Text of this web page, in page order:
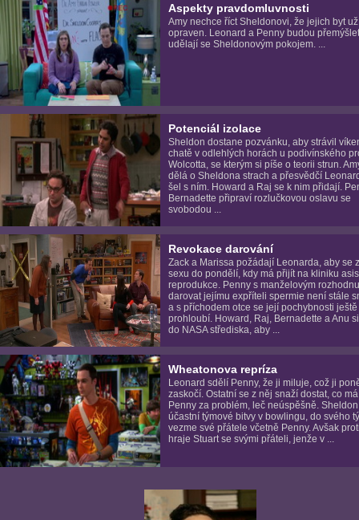
Aspekty pravdomluvnosti
Amy nechce říct Sheldonovi, že jejich byt
opraven. Leonard a Penny budou
udělají se Sheldonovým pokojem. ...
Potenciál izolace
Sheldon dostane pozvánku, aby strávil
chatě v odlehlých horách u podivínského
Wolcotta, se kterým si píše o teorii strun.
dělá o Sheldona strach a přesvědčí
šel s ním. Howard a Raj se k nim přidají.
Bernadette připraví rozlučkovou oslavu se
svobodou ...
Revokace darování
Zack a Marissa požádají Leonarda, aby se
sexu do pondělí, kdy má přijít na kliniku
reprodukce. Penny s manželovým
darovat jejímu expříteli spermie není stále
a s příchodem otce se její pochybnosti
prohloubí. Howard, Raj, Bernadette a Anu
do NASA střediska, aby ...
Wheatonova repríza
Leonard sdělí Penny, že ji miluje, což ji
zaskočí. Ostatní se z něj snaží dostat, co
Penny za problém, leč neúspěšně.
účastní týmové bitvy v bowlingu, do svého
vezme své přátele včetně Penny. Avšak
hraje Stuart se svými přáteli, jenže v ...